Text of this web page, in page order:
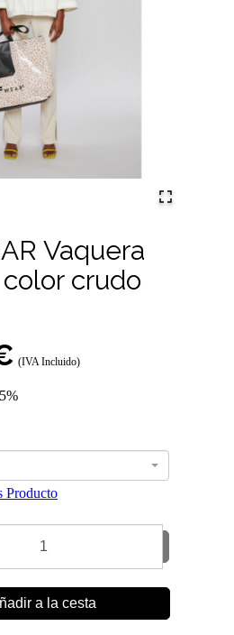
Vaquera
crudo
(IVA Incluido)
Producto
a la cesta